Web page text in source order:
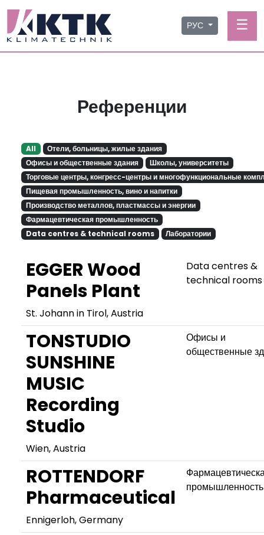
РУС ☰
Референции
All
Отели, больницы, жилые здания
Офисы и общественные здания
Школы, университеты
Торговые центры, конгресс-центры и многофункциональные
Пищевая промышленность, вино и напитки
Производство металлов, пластмассы и энергии
Фармацевтическая промышленность
Data centres & technical rooms
Лаборатории
EGGER Wood
Panels Plant
St. Johann in Tirol, Austria
Data centres &
technical rooms
TONSTUDIO
SUNSHINE
MUSIC
Recording
Studio
Wien, Austria
Офисы и
общественные
ROTTENDORF
Pharmaceutical
Ennigerloh, Germany
промышленность